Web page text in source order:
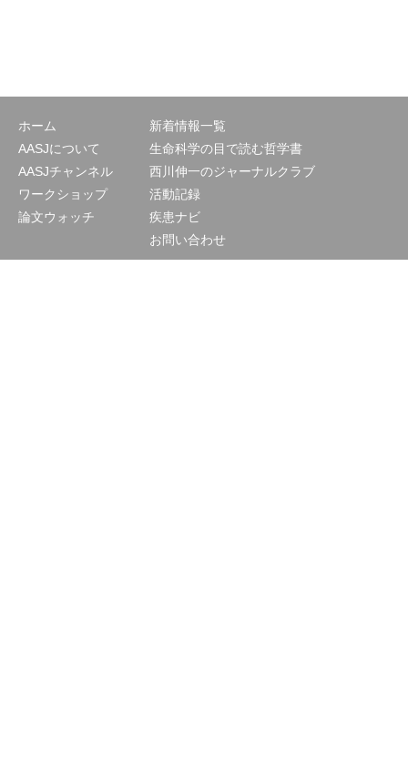
ホーム
AASJについて
AASJチャンネル
ワークショップ
論文ウォッチ
新着情報一覧
生命科学の目で読む哲学書
西川伸一のジャーナルクラブ
活動記録
疾患ナビ
お問い合わせ